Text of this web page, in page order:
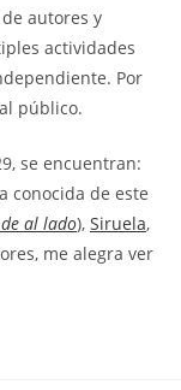
autores y
actividades
Por
público.
se encuentran:
conocida de este
al lado), Siruela,
me alegra ver